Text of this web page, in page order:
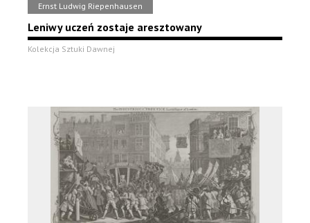
Ernst Ludwig Riepenhausen
Leniwy uczeń zostaje aresztowany
Kolekcja Sztuki Dawnej